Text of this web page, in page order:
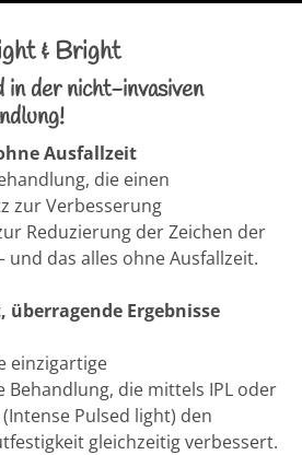
& Bright
der nicht-invasiven
Ausfallzeit
die einen
zur Verbesserung
Reduzierung der Zeichen der
das alles ohne Ausfallzeit.
Ergebnisse
einzigartige
die mittels IPL oder
Pulsed light) den
gleichzeitig verbessert.